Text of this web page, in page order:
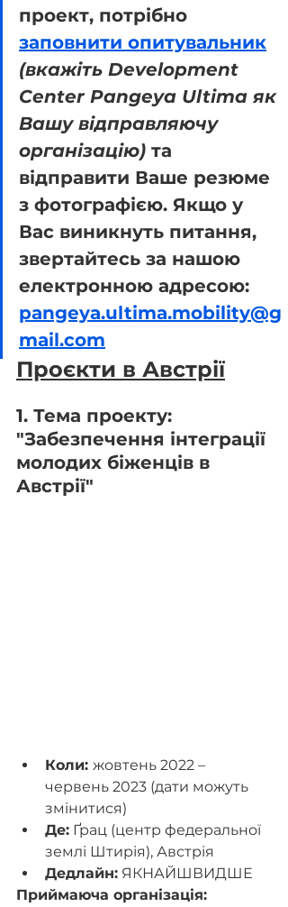
проект, потрібно
заповнити опитувальник
(вкажіть Development
Center Pangeya Ultima як
Вашу відправляючу
організацію) та
відправити Ваше резюме
з фотографією. Якщо у
Вас виникнуть питання,
звертайтесь за нашою
електронною адресою:
pangeya.ultima.mobility@g
mail.com
Проєкти в Австрії
1. Тема проекту:
"Забезпечення інтеграції
молодих біженців в
Австрії"
Коли: жовтень 2022 –
червень 2023 (дати можуть
змінитися)
Де: Ґрац (центр федеральної
землі Штирія), Австрія
Дедлайн: ЯКНАЙШВИДШЕ
Приймаюча організація: